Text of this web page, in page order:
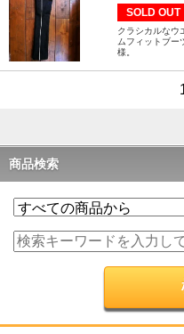
SOLD OUT
クラシカルなウ
ムフィットブー
様。
商品検索